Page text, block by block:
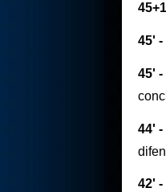
45'
45'
44' -
42'